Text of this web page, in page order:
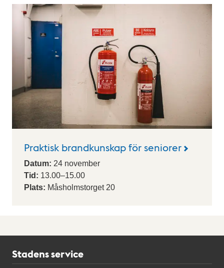
Praktisk brandkunskap för seniorer
Datum: 24 november
Tid: 13.00–15.00
Plats: Måsholmstorget 20
Stadens service